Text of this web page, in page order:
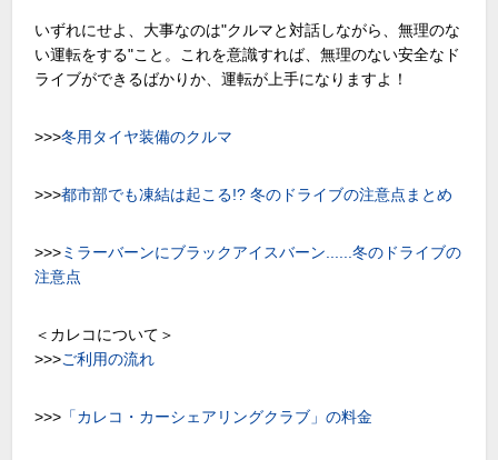
いずれにせよ、大事なのは"クルマと対話しながら、無理のな
い運転をする"こと。これを意識すれば、無理のない安全なド
ライブができるばかりか、運転が上手になりますよ！
>>>冬用タイヤ装備のクルマ
>>>都市部でも凍結は起こる!? 冬のドライブの注意点まとめ
>>>ミラーバーンにブラックアイスバーン......冬のドライブの
注意点
＜カレコについて＞
>>>ご利用の流れ
>>> 「カレコ・カーシェアリングクラブ」の料金